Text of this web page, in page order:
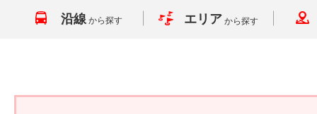
沿線 から探す エリア から探す